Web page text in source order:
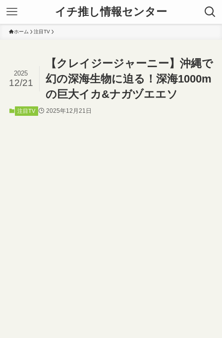
イチ推し情報センター
ホーム 注目TV
【クレイジージャーニー】沖縄で
幻の深海生物に迫る！深海1000m
の巨大イカ&ナガヅエエソ
2025
12/21
注目TV 2025年12月21日